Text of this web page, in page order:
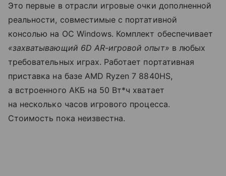
Это первые в отрасли игровые очки дополненной
реальности, совместимые с портативной
консолью на ОС Windows. Комплект обеспечивает
«захватывающий 6D AR-игровой опыт» в любых
требовательных играх. Работает портативная
приставка на базе AMD Ryzen 7 8840HS,
а встроенного АКБ на 50 Вт*ч хватает
на несколько часов игрового процесса.
Стоимость пока неизвестна.